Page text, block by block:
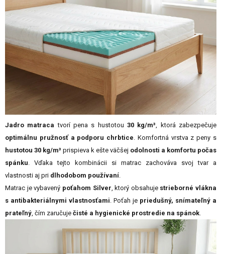
Jadro matraca tvorí pena s hustotou30 kg/m³, ktorá zabezpečuje
optimálnu pružnosť a podporu chrbtice. Komfortná vrstva z peny s
hustotou 30 kg/m³ prispieva k ešte väčšej odolnosti a komfortu počas
spánku. Vďaka tejto kombinácii si matrac zachováva svoj tvar a
vlastnosti aj pri dlhodobom používaní.
Matrac je vybavený poťahom Silver, ktorý obsahuje strieborné vlákna
s antibakteriálnymi vlastnosťami. Poťah je priedušný, snímateľný a
prateľný, čím zaručuje čisté a hygienické prostredie na spánok.